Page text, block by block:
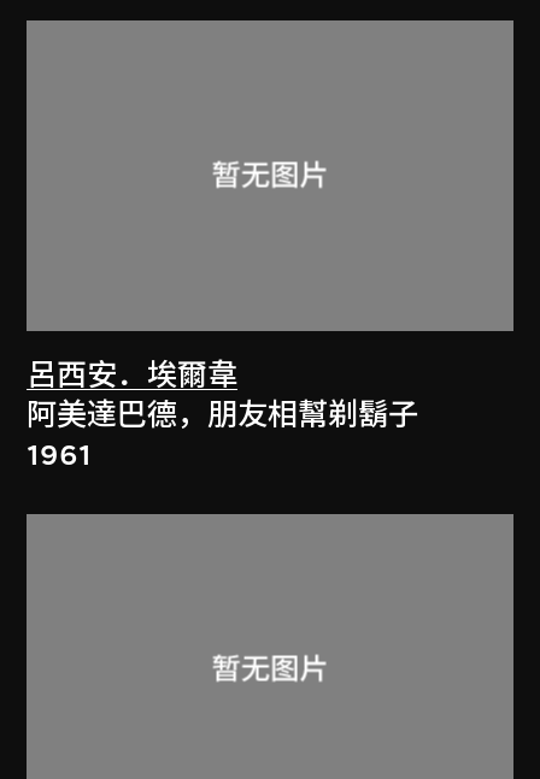
呂西安．埃爾韋
阿美達巴德，朋友相幫剃鬍子
1961